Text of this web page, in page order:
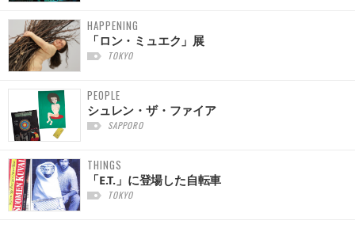
HAPPENING
「ロン・ミュエク」展
TOKYO
PEOPLE
シュレン・ザ・ファイア
SAPPORO
THINGS
「E.T.」に登場した自転車
TOKYO